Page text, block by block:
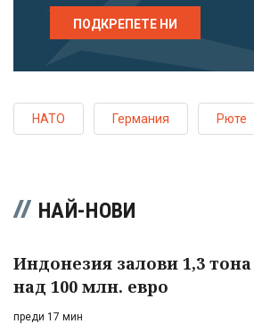
ПОДКРЕПЕТЕ НИ
НАТО Германия Рюте
НАЙ-НОВИ
Индонезия залови 1,3
над 100 млн. евро
преди 17 мин